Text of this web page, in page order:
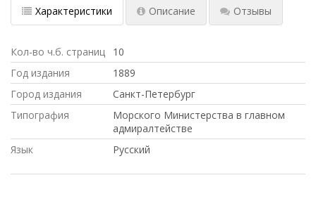
Характеристики Описание Отзывы
Кол-во ч.б. страниц
10
Год издания
1889
Город издания
Санкт-Петербург
Типография
Морского Министерства в главном
адмиралтействе
Язык
Русский